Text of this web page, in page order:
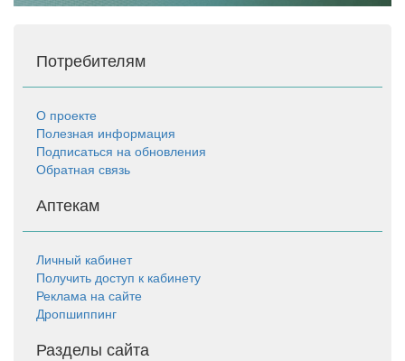
Потребителям
О проекте
Полезная информация
Подписаться на обновления
Обратная связь
Аптекам
Личный кабинет
Получить доступ к кабинету
Реклама на сайте
Дропшиппинг
Разделы сайта